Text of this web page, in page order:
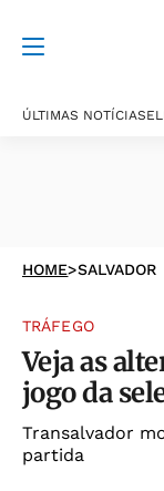
ÚLTIMAS NOTÍCIAS
HOME>SALVADOR
TRÁFEGO
Veja as
jogo da
Transalvador
partida